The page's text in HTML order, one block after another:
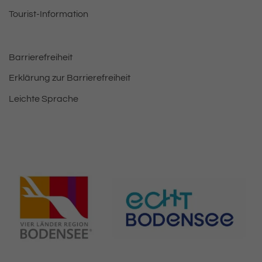
Tourist-Information
Barrierefreiheit
Erklärung zur Barrierefreiheit
Leichte Sprache